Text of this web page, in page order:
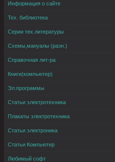
Информация о сайте
Тех. библиотека
Серии тех.литературы
Схемы,мануалы (разн.)
Справочная лит-ра
Книги(компьютер)
Эл.программы
Статьи электротехника
Плакаты электротехника
Статьи электроника
Статьи Компьютер
Любимый софт